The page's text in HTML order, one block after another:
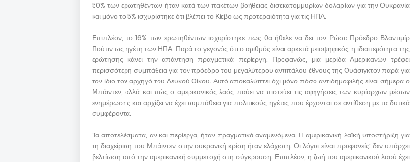
50% των ερωτηθέντων ήταν κατά των πακέτων βοήθειας δισεκατομμυρίων δολαρίων για την Ουκρανία
και μόνο το 5% ισχυρίστηκε ότι βλέπει το Κίεβο ως προτεραιότητα για τις ΗΠΑ.
Επιπλέον, το 16% των ερωτηθέντων ισχυρίστηκε πως θα ήθελε να δει τον Ρώσο Πρόεδρο Βλαντιμίρ
Πούτιν ως ηγέτη των ΗΠΑ. Παρά το γεγονός ότι ο αριθμός είναι αρκετά μειοψηφικός, η ιδιαιτερότητα της
ερώτησης κάνει την απάντηση πραγματικά περίεργη. Προφανώς, μια μερίδα Αμερικανών τρέφει
περισσότερη συμπάθεια για τον πρόεδρο του μεγαλύτερου αντιπάλου έθνους της Ουάσιγκτον παρά για
τον ίδιο τον αρχηγό του Λευκού Οίκου. Αυτό αποκαλύπτει όχι μόνο πόσο αντιδημοφιλής είναι σήμερα ο
Μπάιντεν, αλλά και πώς ο αμερικανικός λαός παύει να πιστεύει τις αφηγήσεις των κυρίαρχων μέσων
ενημέρωσης και αρχίζει να έχει συμπάθεια για πολιτικούς ηγέτες που έρχονται σε αντίθεση με τα δυτικά
συμφέροντα.
Τα αποτελέσματα, αν και περίεργα, ήταν πραγματικά αναμενόμενα. Η αμερικανική λαϊκή υποστήριξη για
τη διαχείριση του Μπάιντεν στην ουκρανική κρίση ήταν ελάχιστη. Οι λόγοι είναι προφανείς: δεν υπάρχει
βελτίωση από την αμερικανική συμμετοχή στη σύγκρουση. Επιπλέον, η ζωή του αμερικανικού λαού έχει